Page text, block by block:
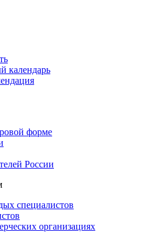
календарь
форме
России
специалистов
организациях